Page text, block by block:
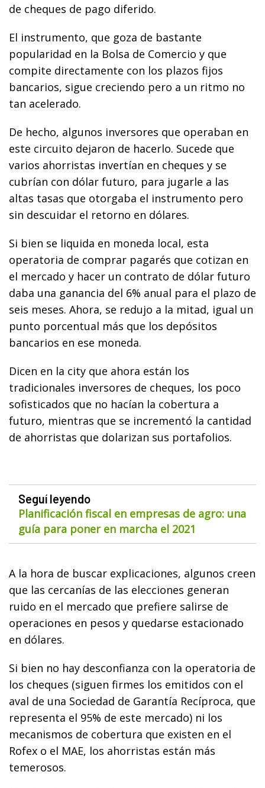
de cheques de pago diferido.
El instrumento, que goza de bastante
popularidad en la Bolsa de Comercio y que
compite directamente con los plazos fijos
bancarios, sigue creciendo pero a un ritmo no
tan acelerado.
De hecho, algunos inversores que operaban en
este circuito dejaron de hacerlo. Sucede que
varios ahorristas invertían en cheques y se
cubrían con dólar futuro, para jugarle a las
altas tasas que otorgaba el instrumento pero
sin descuidar el retorno en dólares.
Si bien se liquida en moneda local, esta
operatoria de comprar pagarés que cotizan en
el mercado y hacer un contrato de dólar futuro
daba una ganancia del 6% anual para el plazo de
seis meses. Ahora, se redujo a la mitad, igual un
punto porcentual más que los depósitos
bancarios en ese moneda.
Dicen en la city que ahora están los
tradicionales inversores de cheques, los poco
sofisticados que no hacían la cobertura a
futuro, mientras que se incrementó la cantidad
de ahorristas que dolarizan sus portafolios.
Seguí leyendo
Planificación fiscal en empresas de agro: una
guía para poner en marcha el 2021
A la hora de buscar explicaciones, algunos creen
que las cercanías de las elecciones generan
ruido en el mercado que prefiere salirse de
operaciones en pesos y quedarse estacionado
en dólares.
Si bien no hay desconfianza con la operatoria de
los cheques (siguen firmes los emitidos con el
aval de una Sociedad de Garantía Recíproca, que
representa el 95% de este mercado) ni los
mecanismos de cobertura que existen en el
Rofex o el MAE, los ahorristas están más
temerosos.